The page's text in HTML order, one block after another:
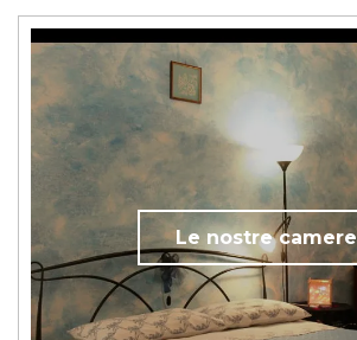
Le nostre camere